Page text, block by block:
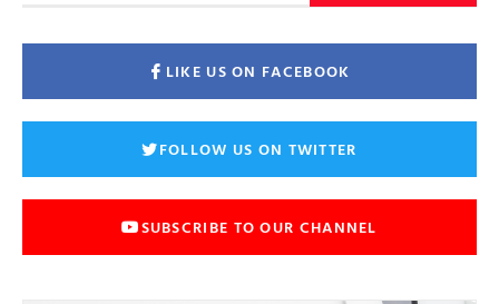
LIKE US ON FACEBOOK
FOLLOW US ON TWITTER
SUBSCRIBE TO OUR CHANNEL